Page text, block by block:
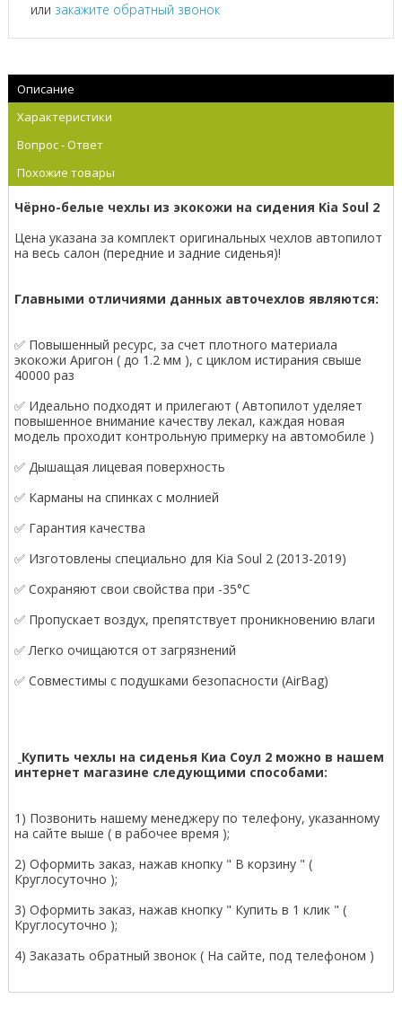
или закажите обратный звонок
Описание
Характеристики
Вопрос - Ответ
Похожие товары
Чёрно-белые чехлы из экокожи на сидения Kia Soul 2
Цена указана за комплект оригинальных чехлов автопилот
на весь салон (передние и задние сиденья)!
Главными отличиями данных авточехлов являются:
✅ Повышенный ресурс, за счет плотного материала
экокожи Аригон ( до 1.2 мм ), с циклом истирания свыше
40000 раз
✅ Идеально подходят и прилегают ( Автопилот уделяет
повышенное внимание качеству лекал, каждая новая
модель проходит контрольную примерку на автомобиле )
✅ Дышащая лицевая поверхность
✅ Карманы на спинках с молнией
✅ Гарантия качества
✅ Изготовлены специально для Kia Soul 2 (2013-2019)
✅ Сохраняют свои свойства при -35°С
✅ Пропускает воздух, препятствует проникновению влаги
✅ Легко очищаются от загрязнений
✅ Совместимы с подушками безопасности (AirBag)
Купить чехлы на сиденья Киа Соул 2 можно в нашем
интернет магазине следующими способами:
1) Позвонить нашему менеджеру по телефону, указанному
на сайте выше ( в рабочее время );
2) Оформить заказ, нажав кнопку " В корзину " (
Круглосуточно );
3) Оформить заказ, нажав кнопку " Купить в 1 клик " (
Круглосуточно );
4) Заказать обратный звонок ( На сайте, под телефоном )